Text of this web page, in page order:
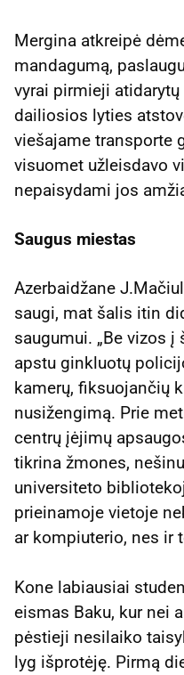
Mergina atkreipė
mandagumą,
vyrai pirmieji
dailiosios lyties
viešajame transporte
visuomet užleisdavo
nepaisydami jos
Saugus miestas
Azerbaidžane
saugi, mat šalis itin
saugumui. „Be vizos
apstu ginkluotų
kamerų, fiksuojančių
nusižengimą. Prie
centrų įėjimų
tikrina žmones,
universiteto
prieinamoje vietoje
ar kompiuterio, nes ir
Kone labiausiai
eismas Baku, kur nei
pėstieji nesilaiko
lyg išprotėję. Pirmą